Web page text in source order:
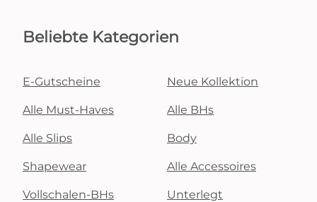
Beliebte Kategorien
E-Gutscheine Neue Kollektion
Alle Must-Haves Alle BHs
Alle Slips Body
Shapewear Alle Accessoires
Vollschalen-BHs Unterlegt